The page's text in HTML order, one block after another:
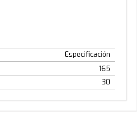
Especificación
165
30